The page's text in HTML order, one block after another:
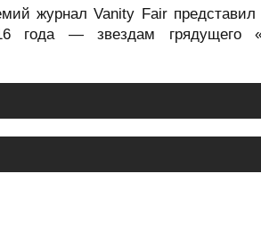
журнал Vanity Fair
года — звездам грядущего